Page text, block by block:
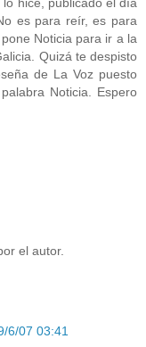
es para reír, es para
Noticia para ir a la
Quizá te despisto
de La Voz puesto
Noticia. Espero
el autor.
6/07 03:41